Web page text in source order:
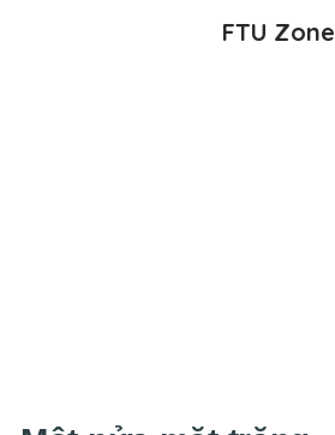
FTU Zone